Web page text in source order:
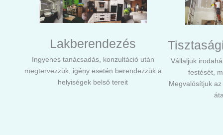
Lakberendezés
Ingyenes tanácsadás, konzultáció után
megtervezzük, igény esetén berendezzük a
helyiségek belső tereit
Vállaljuk
festését,
Megvalósítjuk